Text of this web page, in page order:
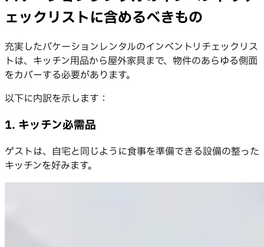
ェックリストに含めるべきもの
充実したバケーションレンタルのインベントリチェックリス
トは、キッチン用品から屋外家具まで、物件のあらゆる側面
をカバーする必要があります。
以下に内訳を示します：
1. キッチン必需品
ゲストは、自宅と同じように食事を準備できる設備の整った
キッチンを好みます。